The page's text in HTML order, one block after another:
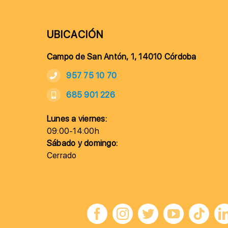
UBICACIÓN
Campo de San Antón, 1, 14010 Córdoba
957 75 10 70
685 901 226
Lunes a viernes:
09:00-14:00h
Sábado y domingo:
Cerrado